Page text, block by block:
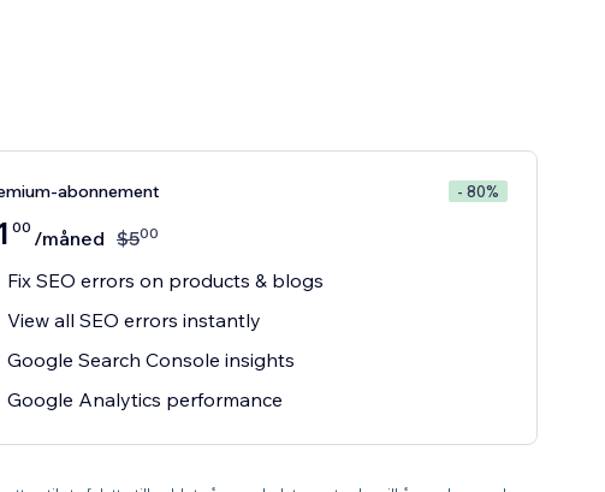
abonnement - 80%
00 /måned $500
Fix SEO errors on products & blogs
View all SEO errors instantly
Google Search Console insights
Google Analytics performance